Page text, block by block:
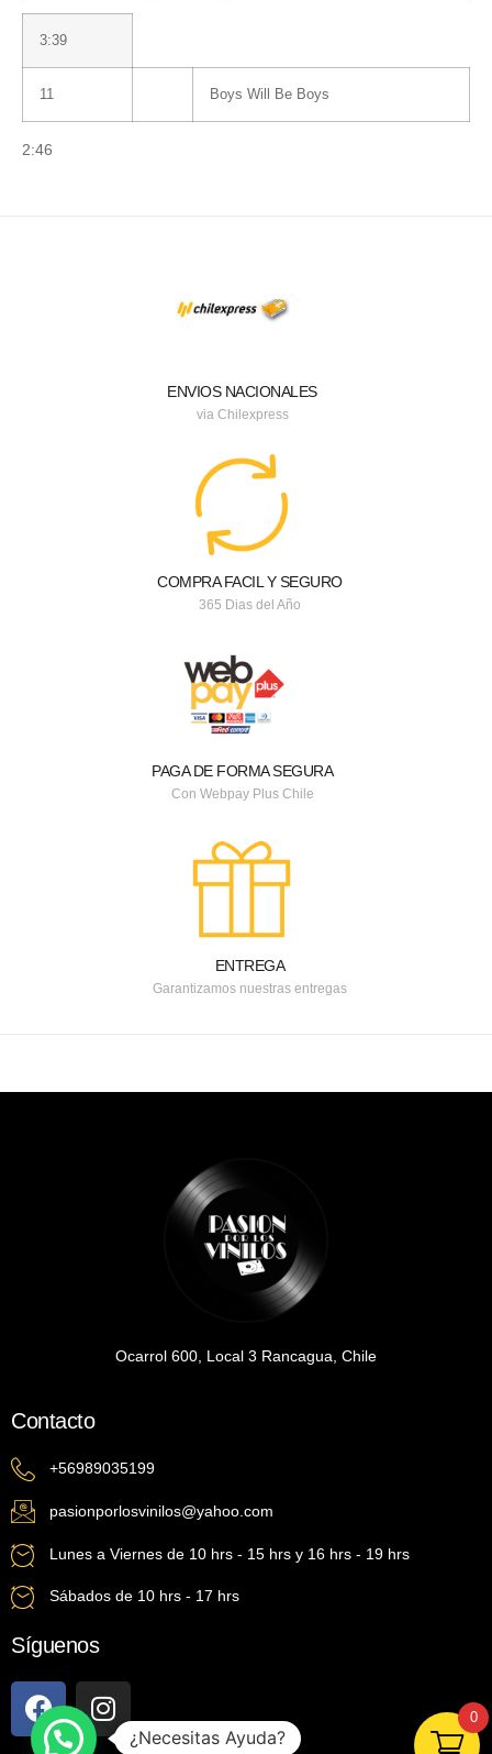
3:39
11 Boys Will Be Boys
2:46
ENVIOS NACIONALES
via Chilexpress
COMPRA FACIL Y SEGURO
365 Dias del Año
PAGA DE FORMA SEGURA
Con Webpay Plus Chile
ENTREGA
Garantizamos nuestras entregas
Ocarrol 600, Local 3 Rancagua, Chile
Contacto
+56989035199
pasionporlosvinilos@yahoo.com
Lunes a Viernes de 10 hrs - 15 hrs y 16 hrs - 19 hrs
Sábados de 10 hrs - 17 hrs
Síguenos
0
¿Necesitas Ayuda?